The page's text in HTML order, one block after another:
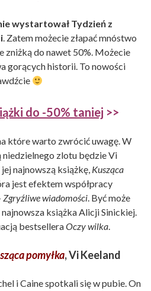
wystartował Tydzień z
. Zatem możecie złapać mnóstwo
zniżką do nawet 50%. Możecie
gorących historii. To nowości
do -50% taniej >>
które warto zwrócić uwagę. W
niedzielnego zlotu będzie Vi
najnowszą książkę, Kusząca
jest efektem współpracy
Zgryźliwe wiadomości. Być może
książka Alicji Sinickiej.
bestselleraOczy wilka.
pomyłka, Vi Keeland
i Caine spotkali się w pubie. On